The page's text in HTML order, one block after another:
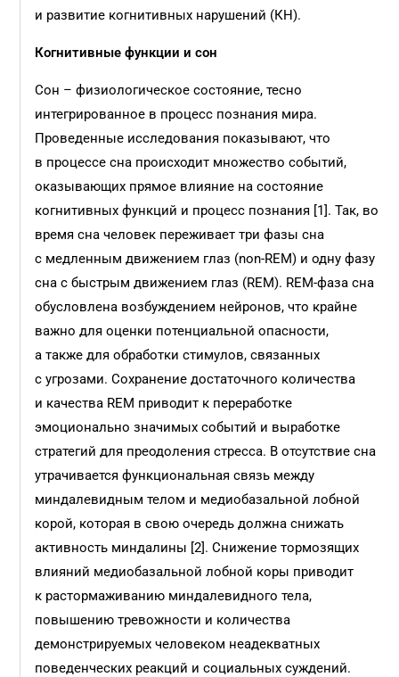
и развитие когнитивных нарушений (КН).
Когнитивные функции и сон
Сон – физиологическое состояние, тесно
интегрированное в процесс познания мира.
Проведенные исследования показывают, что
в процессе сна происходит множество событий,
оказывающих прямое влияние на состояние
когнитивных функций и процесс познания [1]. Так, во
время сна человек переживает три фазы сна
с медленным движением глаз (non-REM) и одну фазу
сна с быстрым движением глаз (REM). REM-фаза сна
обусловлена возбуждением нейронов, что крайне
важно для оценки потенциальной опасности,
а также для обработки стимулов, связанных
с угрозами. Сохранение достаточного количества
и качества REM приводит к переработке
эмоционально значимых событий и выработке
стратегий для преодоления стресса. В отсутствие сна
утрачивается функциональная связь между
миндалевидным телом и медиобазальной лобной
корой, которая в свою очередь должна снижать
активность миндалины [2]. Снижение тормозящих
влияний медиобазальной лобной коры приводит
к растормаживанию миндалевидного тела,
повышению тревожности и количества
демонстрируемых человеком неадекватных
поведенческих реакций и социальных суждений.